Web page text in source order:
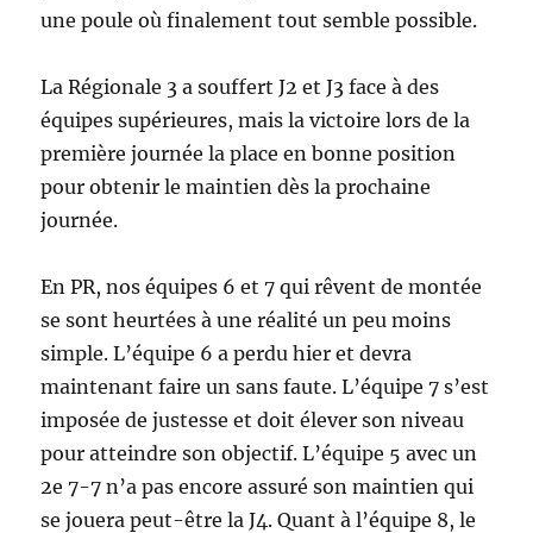
une poule où finalement tout semble possible.
La Régionale 3 a souffert J2 et J3 face à des
équipes supérieures, mais la victoire lors de la
première journée la place en bonne position
pour obtenir le maintien dès la prochaine
journée.
En PR, nos équipes 6 et 7 qui rêvent de montée
se sont heurtées à une réalité un peu moins
simple. L’équipe 6 a perdu hier et devra
maintenant faire un sans faute. L’équipe 7 s’est
imposée de justesse et doit élever son niveau
pour atteindre son objectif. L’équipe 5 avec un
2e 7-7 n’a pas encore assuré son maintien qui
se jouera peut-être la J4. Quant à l’équipe 8, le